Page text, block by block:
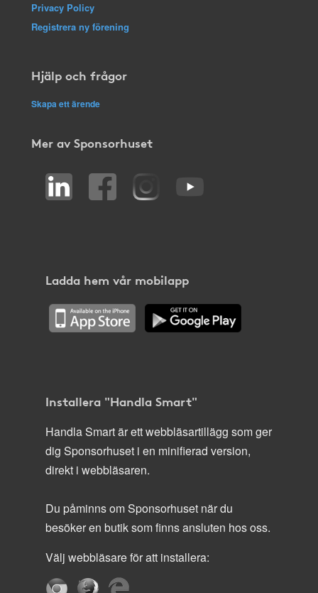
Privacy Policy
Registrera ny förening
Hjälp och frågor
Skapa ett ärende
Mer av Sponsorhuset
Ladda hem vår mobilapp
Installera "Handla Smart"
Handla Smart är ett webbläsartillägg som ger
dig Sponsorhuset i en minifierad version,
direkt i webbläsaren.
Du påminns om Sponsorhuset när du
besöker en butik som finns ansluten hos oss.
Välj webbläsare för att installera: